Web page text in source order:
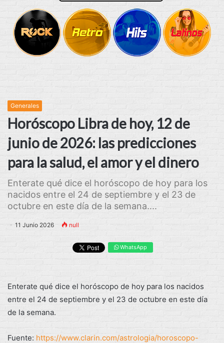
Generales
Horóscopo Libra de hoy, 12 de
junio de 2026: las predicciones
para la salud, el amor y el dinero
Enterate qué dice el horóscopo de hoy para los
nacidos entre el 24 de septiembre y el 23 de
octubre en este día de la semana....
11 Junio 2026 null
WhatsApp
Enterate qué dice el horóscopo de hoy para los nacidos
entre el 24 de septiembre y el 23 de octubre en este día
de la semana.
Fuente: https://www.clarin.com/astrologia/horoscopo-